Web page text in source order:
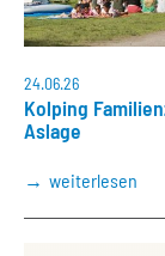
24.06.26
Kolping
Aslage
weiterlesen